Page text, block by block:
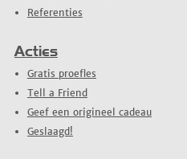
Referenties
Acties
Gratis proefles
Tell a Friend
Geef een origineel cadeau
Geslaagd!